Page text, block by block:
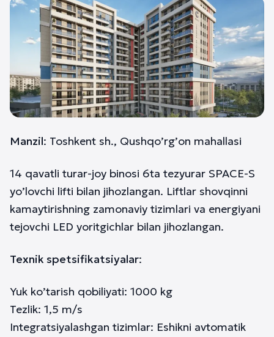
Manzil: Toshkent sh., Qushqo’rg’on mahallasi
14 qavatli turar-joy binosi 6ta tezyurar SPACE-S
yo’lovchi lifti bilan jihozlangan. Liftlar shovqinni
kamaytirishning zamonaviy tizimlari va energiyani
tejovchi LED yoritgichlar bilan jihozlangan.
Texnik spetsifikatsiyalar:
Yuk ko’tarish qobiliyati: 1000 kg
Tezlik: 1,5 m/s
Integratsiyalashgan tizimlar: Eshikni avtomatik